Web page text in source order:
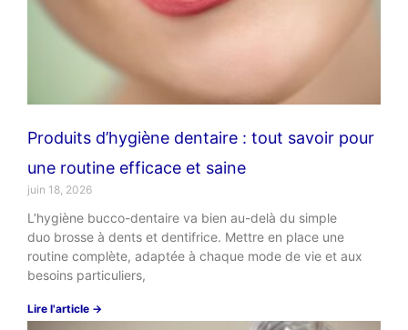
Produits d’hygiène dentaire : tout savoir pour
une routine efficace et saine
juin 18, 2026
L’hygiène bucco-dentaire va bien au-delà du simple
duo brosse à dents et dentifrice. Mettre en place une
routine complète, adaptée à chaque mode de vie et aux
besoins particuliers,
Lire l'article →